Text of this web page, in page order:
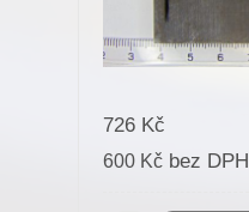
726 Kč
600 Kč bez DPH